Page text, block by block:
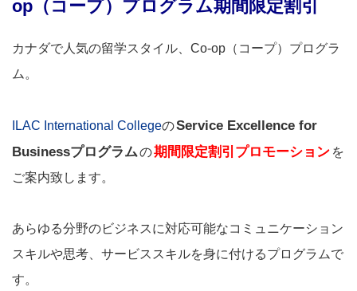
op（コープ）プログラム期間限定割引
カナダで人気の留学スタイル、Co-op（コープ）プログラ
ム。
ILAC International CollegeのService Excellence for
Businessプログラムの期間限定割引プロモーション を
ご案内致します。
あらゆる分野のビジネスに対応可能なコミュニケーション
スキルや思考、サービススキルを身に付けるプログラムで
す。